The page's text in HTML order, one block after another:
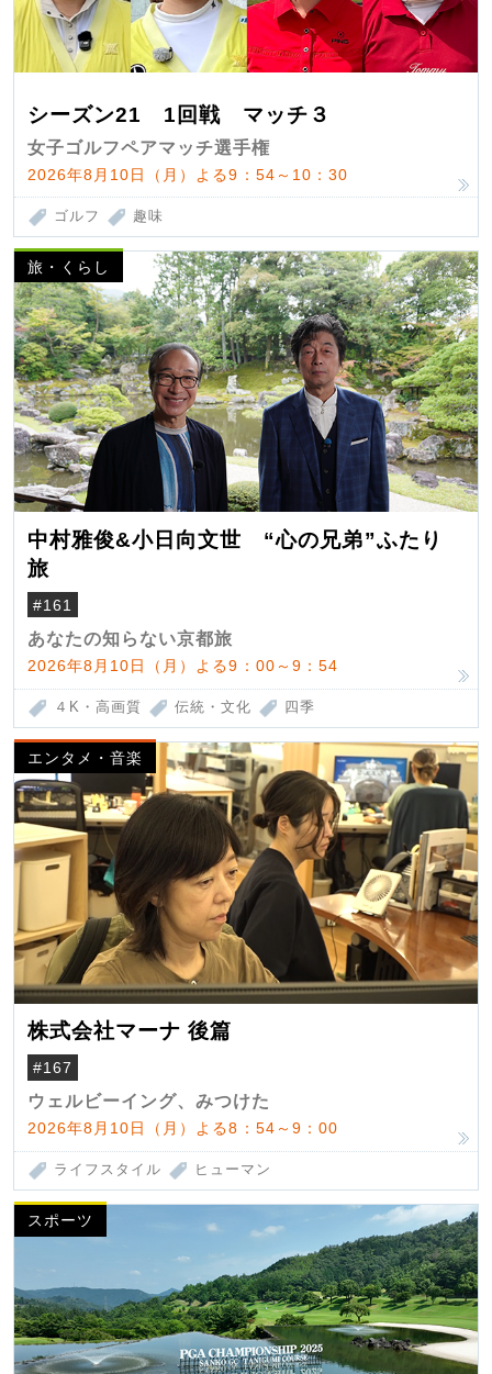
シーズン21 1回戦 マッチ３
女子ゴルフペアマッチ選手権
2026年8月10日（月）よる9：54～10：30
ゴルフ 趣味
旅・くらし
中村雅俊&小日向文世 “心の兄弟”ふたり
旅
#161
あなたの知らない京都旅
2026年8月10日（月）よる9：00～9：54
４K・高画質 伝統・文化 四季
エンタメ・音楽
株式会社マーナ 後篇
#167
ウェルビーイング、みつけた
2026年8月10日（月）よる8：54～9：00
ライフスタイル ヒューマン
スポーツ